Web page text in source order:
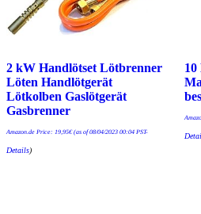
2 kW Handlötset Lötbrenner
Löten Handlötgerät
Lötkolben Gaslötgerät
Gasbrenner
Amazon.de Price: 19,95€(as of 08/04/2023 00:04 PST-
Details)
10